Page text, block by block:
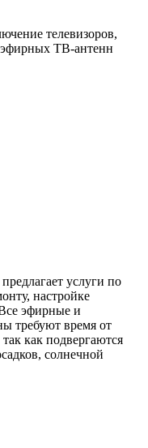
телевизоров,
ТВ-антенн
предлагает услуги по
настройке
эфирные и
требуют время от
как подвергаются
солнечной